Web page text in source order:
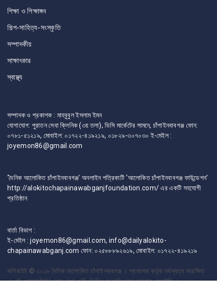
শিক্ষা ও শিক্ষাঙ্গন
শিল্প-সাহিত্য-সংস্কৃতি
সম্পাদকীয়
সাক্ষাৎকার
স্বাস্থ্য
সম্পাদক ও প্রকাশক : মাহবুবুল ইসলাম ইমন
যোগাযোগ: পুরাতন সেবা ক্লিনিক (৩য় তলা), ডিসি মার্কেটের সামনে, চাঁপাইনবাবগঞ্জ ফোন:
০৭৮১-৫১২১৯, মোবাইল: ০১৭২২-৪১৯২১৯, ০১৮২৯-৩০৭০৩০ ই-মেইল :
joyemon86@gmail.com
‘দৈনিক আলোকিত চাঁপাইনবাবগঞ্জ’ অনলাইন পত্রিকাটি ‘আলোকিত চাঁপাইনবাবগঞ্জ ফাউন্ডেশন’
http://alokitochapainawabganjfoundation.com/ এর একটি সহযোগী
প্রতিষ্ঠান
বার্তা বিভাগ :
ই-মেইল : joyemon86@gmail.com, info@dailyalokito-
chapainawabganj.com ফোন: ০২৫৮৮৮৯২৬১৯, মোবাইল: ০১৭২২-৪১৯২১৯
কপিরাইট © ২০১৮দৈনিক আলোকিত চাঁপাইনবাবগঞ্জ । প্রকাশক কর্তৃক সর্বস্বত্ব সংরক্ষিত
। এই ওয়েবসাইটের কোন লেখা, ছবি, ভিডিও অনুমতি ছাড়া ব্যবহার বেআইনি ।